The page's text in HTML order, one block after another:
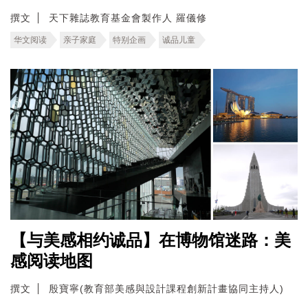
撰文 天下雜誌教育基金會製作人 羅儀修
华文阅读 亲子家庭 特别企画 诚品儿童
【与美感相约诚品】在博物馆迷路：美
感阅读地图
撰文 殷寶寧(教育部美感與設計課程創新計畫協同主持人)